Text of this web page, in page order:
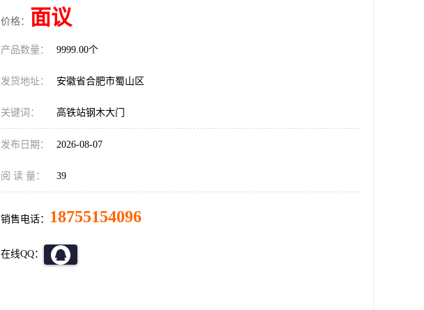
价格： 面议
产品数量： 9999.00个
发货地址： 安徽省合肥市蜀山区
关键词： 高铁站钢木大门
发布日期： 2026-08-07
阅 读 量： 39
销售电话： 18755154096
在线QQ：